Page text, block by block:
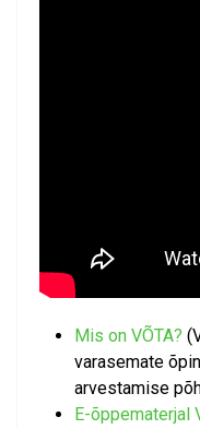
Mis on VÕTA?
varasemate
arvestamise
E-õppematerjal